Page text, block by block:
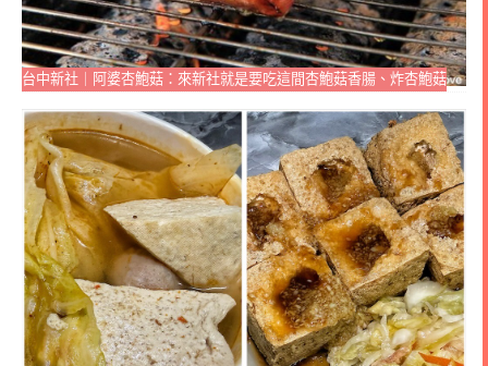
台中新社｜阿婆杏鮑菇：來新社就是要吃這間杏鮑菇香腸、炸杏鮑菇